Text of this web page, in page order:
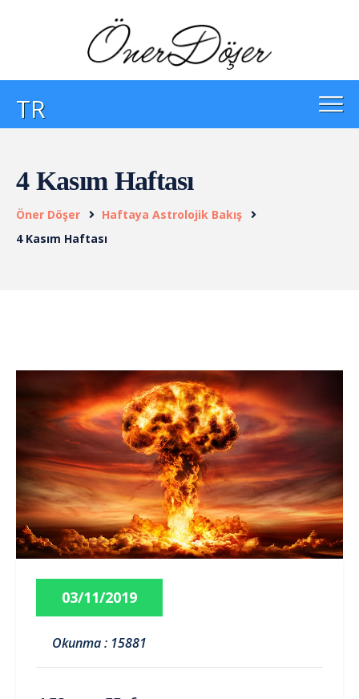
TR
4 Kasım Haftası
Öner Döşer
Haftaya Astrolojik Bakış
4 Kasım Haftası
03/11/2019
Okunma : 15881